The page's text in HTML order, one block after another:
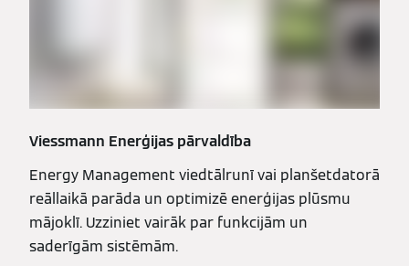
Viessmann Enerģijas pārvaldība
Energy Management viedtālrunī vai planšetdatorā
reāllaikā parāda un optimizē enerģijas plūsmu
mājoklī. Uzziniet vairāk par funkcijām un
saderīgām sistēmām.